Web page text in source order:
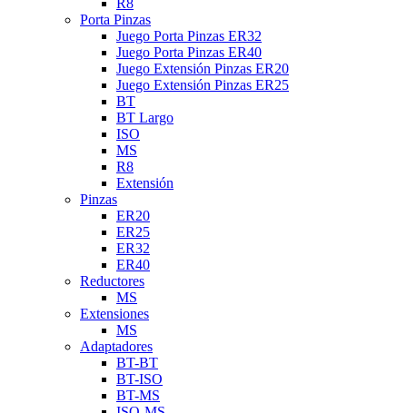
Porta Pinzas
Juego Porta Pinzas ER32
Juego Porta Pinzas ER40
Juego Extensión Pinzas ER20
Juego Extensión Pinzas ER25
BT
BT Largo
ISO
MS
R8
Extensión
Pinzas
ER20
ER25
ER32
ER40
Reductores
MS
Extensiones
MS
Adaptadores
BT-BT
BT-ISO
BT-MS